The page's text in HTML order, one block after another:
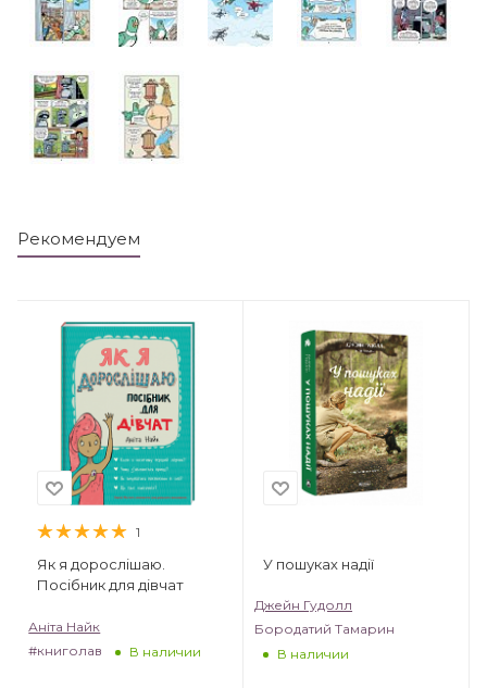
Рекомендуем
1
Як я дорослішаю.
Посібник для дівчат
Аніта Найк
#книголав
В наличии
У пошуках надії
Джейн Гудолл
Бородатий Тамарин
В наличии